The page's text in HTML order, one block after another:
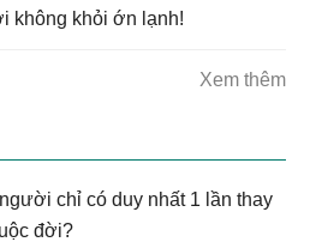
không khỏi ớn lạnh!
Xem thêm
chỉ có duy nhất 1 lần thay
đời?